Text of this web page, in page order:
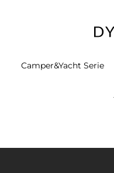
Camper&Yacht Serie